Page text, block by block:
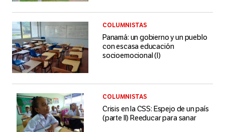
COLUMNISTAS
Panamá: un gobierno y un pueblo
con escasa educación
socioemocional (I)
COLUMNISTAS
Crisis en la CSS: Espejo de un país
(parte II) Reeducar para sanar